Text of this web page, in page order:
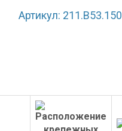
Артикул: 211.B53.150